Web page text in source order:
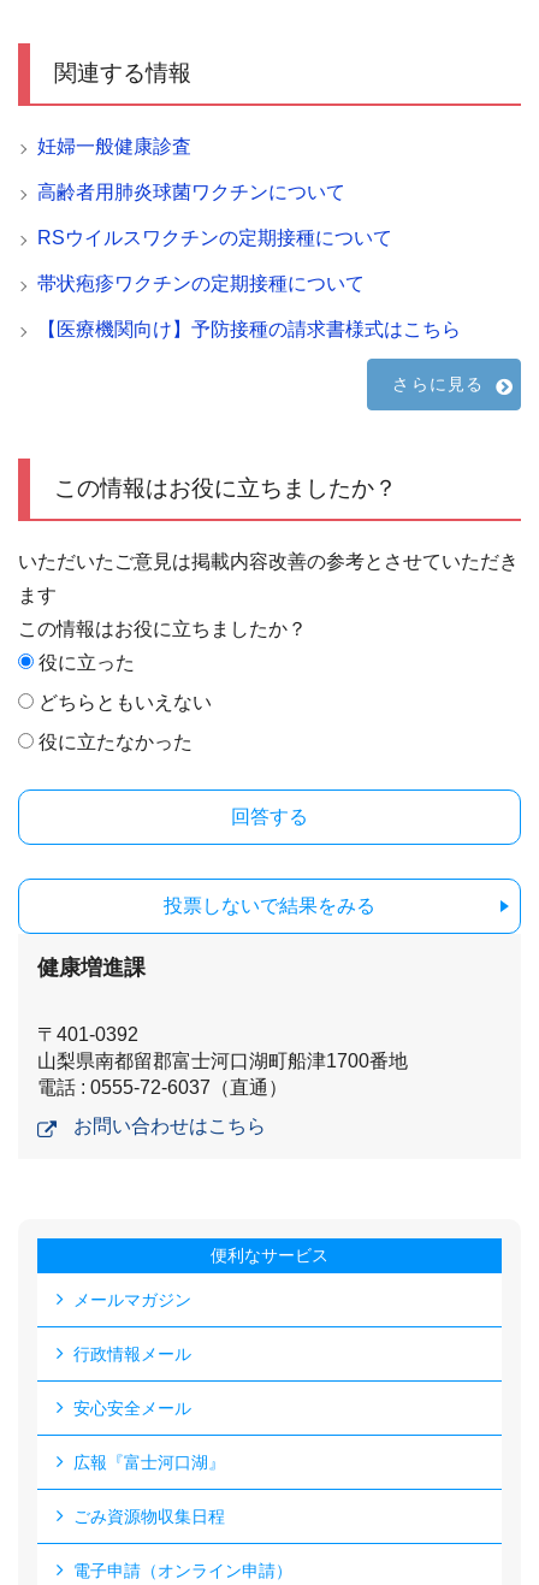
関連する情報
妊婦一般健康診査
高齢者用肺炎球菌ワクチンについて
RSウイルスワクチンの定期接種について
帯状疱疹ワクチンの定期接種について
【医療機関向け】予防接種の請求書様式はこちら
さらに見る
この情報はお役に立ちましたか？
いただいたご意見は掲載内容改善の参考とさせていただき
ます
この情報はお役に立ちましたか？
役に立った
どちらともいえない
役に立たなかった
投票しないで結果をみる
健康増進課
〒401-0392
山梨県南都留郡富士河口湖町船津1700番地
電話 : 0555-72-6037（直通）
お問い合わせはこちら
便利なサービス
メールマガジン
行政情報メール
安心安全メール
広報『富士河口湖』
ごみ資源物収集日程
電子申請（オンライン申請）